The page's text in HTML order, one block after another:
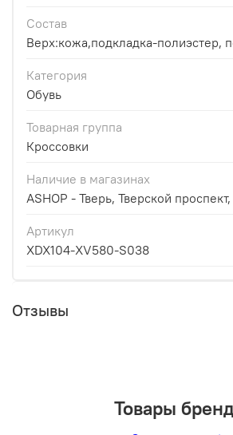
Состав
Верх:кожа,подкладка-полиэстер,
Категория
Обувь
Товарная группа
Кроссовки
Наличие в магазинах
ASHOP - Тверь, Тверской
Артикул
XDX104-XV580-S038
Отзывы
Товары